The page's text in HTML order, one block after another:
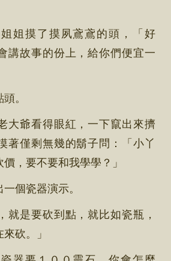
摸了摸夙鳶鳶的頭，「好
講故事的份上，給你們便宜一
。
爺看得眼紅，一下竄出來擠
著僅剩無幾的鬍子問：「小丫
，要不要和我學學？」
個瓷器演示。
是要砍到點，就比如瓷瓶，
砍。」